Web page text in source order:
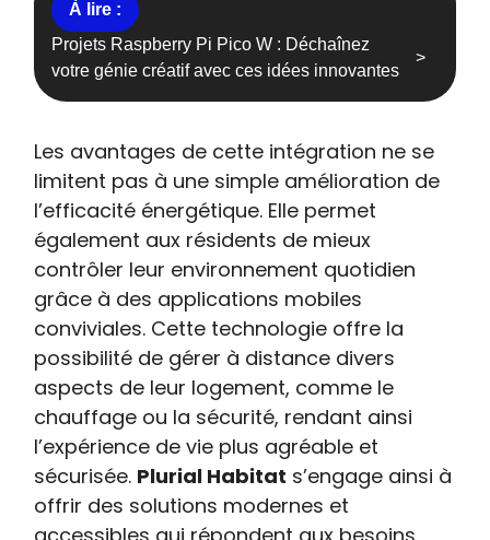
Projets Raspberry Pi Pico W : Déchaînez
votre génie créatif avec ces idées innovantes
Les avantages de cette intégration ne se
limitent pas à une simple amélioration de
l’efficacité énergétique. Elle permet
également aux résidents de mieux
contrôler leur environnement quotidien
grâce à des applications mobiles
conviviales. Cette technologie offre la
possibilité de gérer à distance divers
aspects de leur logement, comme le
chauffage ou la sécurité, rendant ainsi
l’expérience de vie plus agréable et
sécurisée. Plurial Habitat s’engage ainsi à
offrir des solutions modernes et